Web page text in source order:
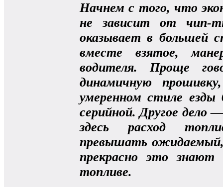
Начнем с того, что
не зависит от чип-
оказывает в большей
вместе взятое,
водителя. Проще
динамичную
умеренном стиле
серийной. Другое дело
здесь расход
превышать
прекрасно это
топливе.